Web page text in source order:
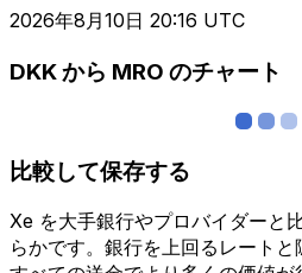
2026年8月10日 20:16 UTC
DKK から MRO のチャート
比較して保存する
Xe を大手銀行やプロバイダーと
らかです。銀行を上回るレートと